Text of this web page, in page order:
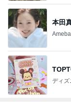
本田
ディ